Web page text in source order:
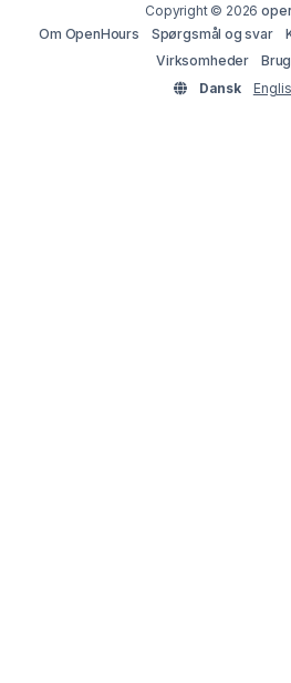
Copyright © 2026
Om OpenHours
Spørgsmål og svar
Virksomheder
Dansk